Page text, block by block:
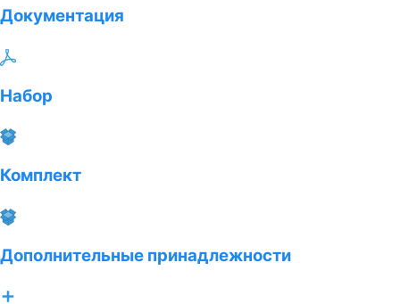
Документация
Набор
Комплект
Дополнительные принадлежности